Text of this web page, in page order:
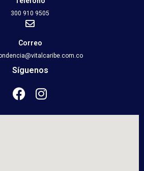
300 910 9505
Correo
Síguenos